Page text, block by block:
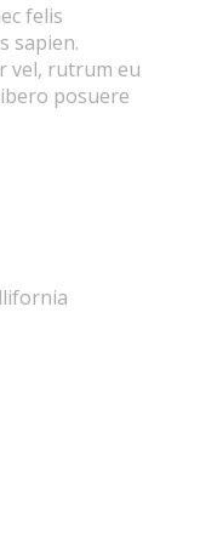
felis
sapien.
vel, rutrum eu
posuere